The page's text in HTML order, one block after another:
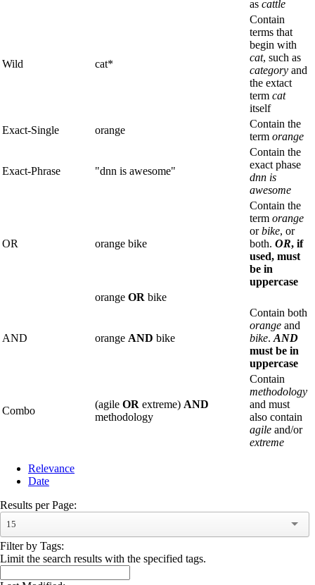
as cattle
Wild cat*
Contain
terms that
begin with
cat, such as
category and
the extact
term cat
itself
Exact-Single
orange
Contain the
term orange
Exact-Phrase "dnn is awesome"
Contain the
exact phase
dnn is
awesome
OR orange bike
Contain the
term orange
orbike, or
both. OR, if
used, must
be in
uppercase
orange OR bike
AND orange AND bike
Contain both
orange and
bike. AND
must be in
uppercase
Combo
(agile OR extreme) AND
methodology
Contain
methodology
and must
also contain
agile and/or
extreme
Relevance
Date
Results per Page:
15
Filter by Tags:
Limit the search results with the specified tags.